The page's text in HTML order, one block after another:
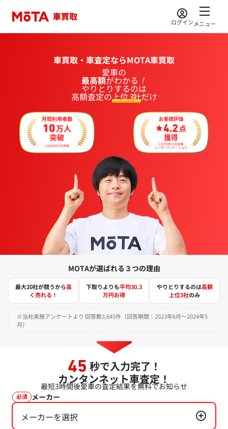
ログインメニュー
車買取・車査定ならMOTA車買取
愛車の
最高額がわかる ！
やりとりするのは
高額査定の上位3社だけ
MOTAが選ばれる３つの理由
最大20社が競うから高
く売れる！
下取りよりも平均30.3
万円お得
やりとりするのは高額
上位3社のみ
※当社実施アンケートより 回答数3,645件（回答期間：2023年6月～2024年5
月）
45 秒で入力完了！
カンタンネット車査定！
最短3時間後愛車の査定結果を無料でお知らせ
メーカー
必須
メーカーを選択